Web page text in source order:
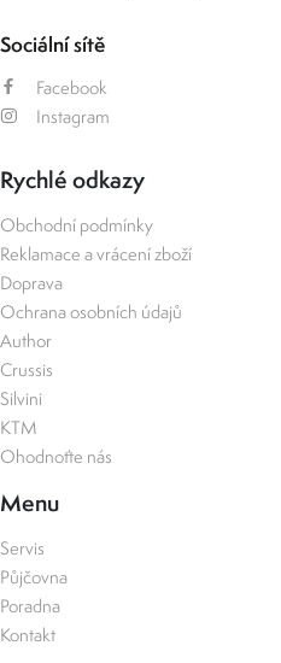
Sociální sítě
Facebook
Instagram
Rychlé odkazy
Obchodní podmínky
Reklamace a vrácení zboží
Doprava
Ochrana osobních údajů
Author
Crussis
Silvini
KTM
Ohodnoťte nás
Menu
Servis
Půjčovna
Poradna
Kontakt